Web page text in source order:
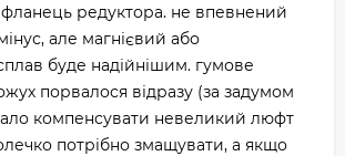
редуктора. не впевнений
але магнієвий або
буде надійнішим. гумове
порвалося відразу (за задумом
компенсувати невеликий люфт
потрібно змащувати, а якщо